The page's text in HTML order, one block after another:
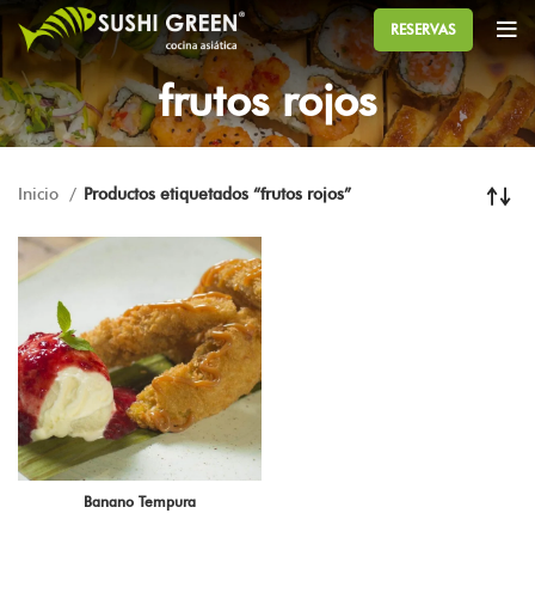
RESERVAS
frutos rojos
Inicio Productos etiquetados “frutos rojos”
Banano Tempura